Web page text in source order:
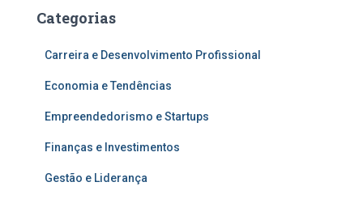
Categorias
Carreira e Desenvolvimento Profissional
Economia e Tendências
Empreendedorismo e Startups
Finanças e Investimentos
Gestão e Liderança